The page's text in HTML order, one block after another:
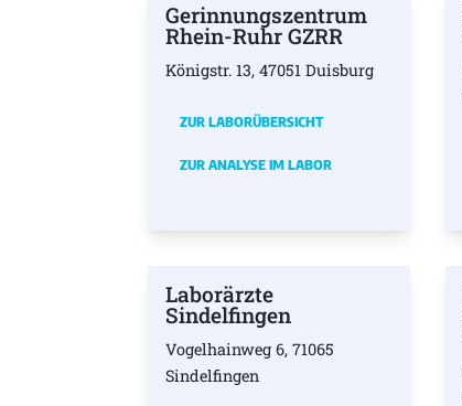
Gerinnungszentrum
Rhein-Ruhr GZRR
Königstr. 13, 47051 Duisburg
ZUR LABORÜBERSICHT
ZUR ANALYSE IM LABOR
Laborärzte
Sindelfingen
Vogelhainweg 6, 71065
Sindelfingen